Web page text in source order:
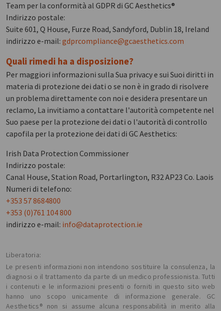
Team per la conformità al GDPR di GC Aesthetics®
Indirizzo postale:
Suite 601, Q House, Furze Road, Sandyford, Dublin 18, Ireland
indirizzo e-mail: gdprcompliance@gcaesthetics.com
Quali rimedi ha a disposizione?
Per maggiori informazioni sulla Sua privacy e sui Suoi diritti in
materia di protezione dei dati o se non è in grado di risolvere
un problema direttamente con noi e desidera presentare un
reclamo, La invitiamo a contattare l'autorità competente nel
Suo paese per la protezione dei dati o l'autorità di controllo
capofila per la protezione dei dati di GC Aesthetics:
Irish Data Protection Commissioner
Indirizzo postale:
Canal House, Station Road, Portarlington, R32 AP23 Co. Laois
Numeri di telefono:
+353 57 8684800
+353 (0)761 104 800
indirizzo e-mail: info@dataprotection.ie
Liberatoria:
Le presenti informazioni non intendono sostituire la consulenza, la
diagnosi o il trattamento da parte di un medico professionista. Tutti
i contenuti e le informazioni presenti o forniti in questo sito web
hanno uno scopo unicamente di informazione generale. GC
Aesthetics® non si assume alcuna responsabilità in merito alla